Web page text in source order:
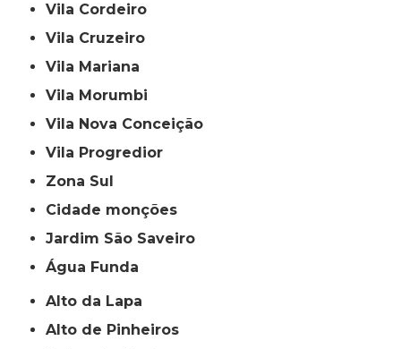
Vila Cordeiro
Vila Cruzeiro
Vila Mariana
Vila Morumbi
Vila Nova Conceição
Vila Progredior
Zona Sul
cidade monções
jardim São Saveiro
Água Funda
Alto da Lapa
Alto de Pinheiros